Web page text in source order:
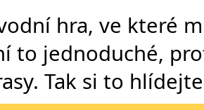
hra, ve které
to jednoduché,
Tak si to